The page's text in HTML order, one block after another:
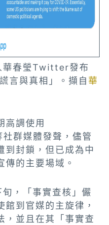
華春瑩Twitter發布
言與真相」。擷自 華
高調使用
群媒體發聲，儘管
到封鎖，但已成為中
傳的主要場域。
，「事實查核」儼
到官媒的主旋律，
，並且在其「事實查